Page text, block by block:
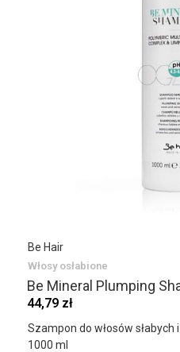
Be Hair
Włosy osłabione
Be Mineral Plumping
44,79 zł
Szampon do włosów słabych
1000 ml